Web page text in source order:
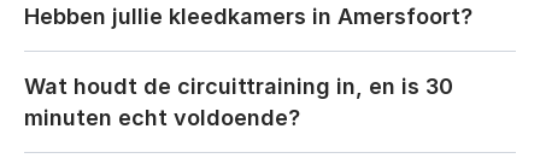
Hebben jullie kleedkamers in Amersfoort?
Wat houdt de circuittraining in, en is 30
minuten echt voldoende?